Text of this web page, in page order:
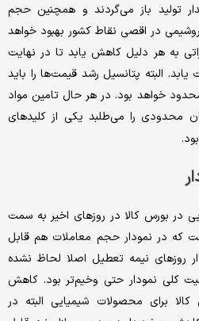
تولید باز می‌گردند و همچنین حجم
در اقصی نقاط کشور بهبود خواهد
به هر دلیل کاهش یابد تا در نهایت
البته پتانسیل رشد قیمت‌ها را باید
خواهد بود. در هر حال تامین مواد
محدودی را می‌طلبد یکی از کلیدهای
در بورس کالا در روزهای اخیر به سمت
در نمودار حجم معاملات هم قابل
روزهای نیمه تعطیل اصلا لحاظ نشده
کلی نمودار حتی وخیم‌تر بود. کاهش
برای محصولات شیمیایی البته در